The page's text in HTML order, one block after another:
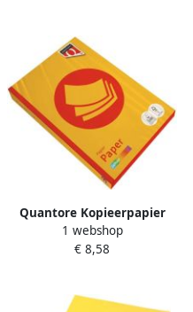
Quantore Kopieerpapier
Colour A4 120gr diepgeel
250 vel
1 webshop
€ 8,58